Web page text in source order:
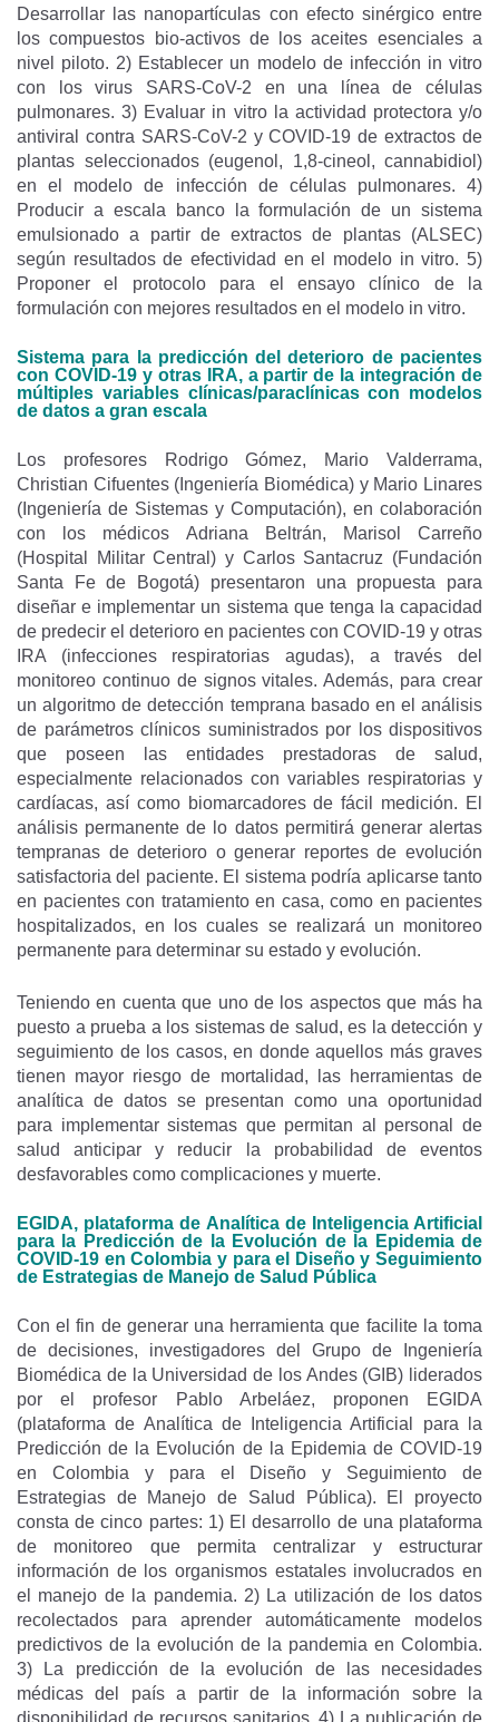
Desarrollar las nanopartículas con efecto sinérgico entre
los compuestos bio-activos de los aceites esenciales a
nivel piloto. 2) Establecer un modelo de infección in vitro
con los virus SARS-CoV-2 en una línea de células
pulmonares. 3) Evaluar in vitro la actividad protectora y/o
antiviral contra SARS-CoV-2 y COVID-19 de extractos de
plantas seleccionados (eugenol, 1,8-cineol, cannabidiol)
en el modelo de infección de células pulmonares. 4)
Producir a escala banco la formulación de un sistema
emulsionado a partir de extractos de plantas (ALSEC)
según resultados de efectividad en el modelo in vitro. 5)
Proponer el protocolo para el ensayo clínico de la
formulación con mejores resultados en el modelo in vitro.
Sistema para la predicción del deterioro de pacientes
con COVID-19 y otras IRA, a partir de la integración de
múltiples variables clínicas/paraclínicas con modelos
de datos a gran escala
Los profesores Rodrigo Gómez, Mario Valderrama,
Christian Cifuentes (Ingeniería Biomédica) y Mario Linares
(Ingeniería de Sistemas y Computación), en colaboración
con los médicos Adriana Beltrán, Marisol Carreño
(Hospital Militar Central) y Carlos Santacruz (Fundación
Santa Fe de Bogotá) presentaron una propuesta para
diseñar e implementar un sistema que tenga la capacidad
de predecir el deterioro en pacientes con COVID-19 y otras
IRA (infecciones respiratorias agudas), a través del
monitoreo continuo de signos vitales. Además, para crear
un algoritmo de detección temprana basado en el análisis
de parámetros clínicos suministrados por los dispositivos
que poseen las entidades prestadoras de salud,
especialmente relacionados con variables respiratorias y
cardíacas, así como biomarcadores de fácil medición. El
análisis permanente de lo datos permitirá generar alertas
tempranas de deterioro o generar reportes de evolución
satisfactoria del paciente. El sistema podría aplicarse tanto
en pacientes con tratamiento en casa, como en pacientes
hospitalizados, en los cuales se realizará un monitoreo
permanente para determinar su estado y evolución.
Teniendo en cuenta que uno de los aspectos que más ha
puesto a prueba a los sistemas de salud, es la detección y
seguimiento de los casos, en donde aquellos más graves
tienen mayor riesgo de mortalidad, las herramientas de
analítica de datos se presentan como una oportunidad
para implementar sistemas que permitan al personal de
salud anticipar y reducir la probabilidad de eventos
desfavorables como complicaciones y muerte.
EGIDA, plataforma de Analítica de Inteligencia Artificial
para la Predicción de la Evolución de la Epidemia de
COVID-19 en Colombia y para el Diseño y Seguimiento
de Estrategias de Manejo de Salud Pública
Con el fin de generar una herramienta que facilite la toma
de decisiones, investigadores del Grupo de Ingeniería
Biomédica de la Universidad de los Andes (GIB) liderados
por el profesor Pablo Arbeláez, proponen EGIDA
(plataforma de Analítica de Inteligencia Artificial para la
Predicción de la Evolución de la Epidemia de COVID-19
en Colombia y para el Diseño y Seguimiento de
Estrategias de Manejo de Salud Pública). El proyecto
consta de cinco partes: 1) El desarrollo de una plataforma
de monitoreo que permita centralizar y estructurar
información de los organismos estatales involucrados en
el manejo de la pandemia. 2) La utilización de los datos
recolectados para aprender automáticamente modelos
predictivos de la evolución de la pandemia en Colombia.
3) La predicción de la evolución de las necesidades
médicas del país a partir de la información sobre la
disponibilidad de recursos sanitarios. 4) La publicación de